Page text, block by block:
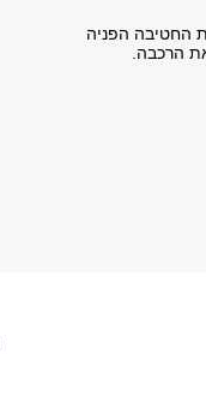
החטיבה הפניה
הרכבה.